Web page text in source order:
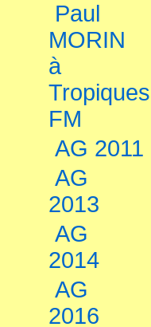
Paul
MORIN
à
Tropiques
FM
AG 2011
AG
2013
AG
2014
AG
2016